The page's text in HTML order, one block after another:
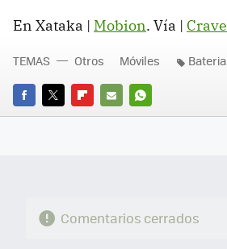
En Xataka | Mobion. Vía | Crave
FACEBOOK
TWITTERFLIPBOARD
E-
WHATSAPP
TEMAS Otros Móviles Bateria
Comentarios cerrados